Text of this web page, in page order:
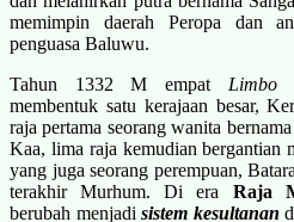
memimpin daerah Peropa dan
penguasa Baluwu.
Tahun 1332 M empat Limbo
membentuk satu kerajaan besar,
raja pertama seorang wanita
Kaa, lima raja kemudian bergantian
yang juga seorang perempuan,
terakhir Murhum. Di era Raja
berubah menjadisistem kesultanan